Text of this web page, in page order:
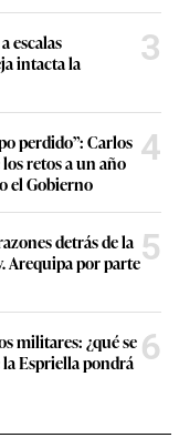
escalas
intacta la
3
perdido”: Carlos
retos a un año
el Gobierno
4
detrás de la
Arequipa por parte5
militares: ¿qué se
la Espriella pondrá 6